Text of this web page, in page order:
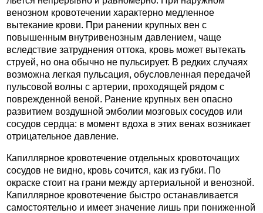
венозном кровотечении характерно медленное
вытекание крови. При ранении крупных вен с
повышенным внутривенозным давлением, чаще
вследствие затруднения оттока, кровь может вытекать
струей, но она обычно не пульсирует. В редких случаях
возможна легкая пульсация, обусловленная передачей
пульсовой волны с артерии, проходящей рядом с
поврежденной веной. Ранение крупных вен опасно
развитием воздушной эмболии мозговых сосудов или
сосудов сердца: в момент вдоха в этих венах возникает
отрицательное давление.
Капиллярное кровотечение отдельных кровоточащих
сосудов не видно, кровь сочится, как из губки. По
окраске стоит на грани между артериальной и венозной.
Капиллярное кровотечение быстро останавливается
самостоятельно и имеет значение лишь при пониженной